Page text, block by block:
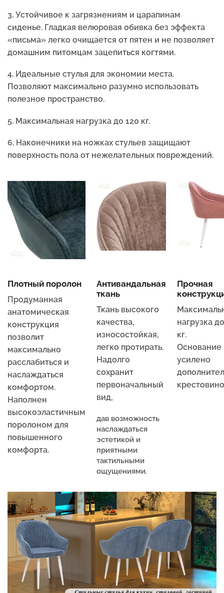
3. Устойчивое к загрязнениям и царапинам
сиденье. Гладкая велюровая обивка без эффекта
«письма» легко очищается от пятен и не позволяет
домашним питомцам зацепиться когтями.
4. Идеальные стулья для экономии места.
Позволяют максимально разумно использовать
полезное пространство.
5. Максимальная нагрузка до 120 кг.
6. Наконечники на ножках стульев защищают
поверхность пола от нежелательных повреждений.
Плотный поролон
Продуманная
анатомическая
конструкция
позволит
максимально
расслабиться и
наслаждаться
комфортом.
Наполнен
высокоэластичным
поролоном для
повышенного
комфорта.
Антивандальная
ткань
Ткань высокого
качества,
износостойкая,
легко протирать.
Надолго
сохранит
первоначальный
вид,
дав возможность
наслаждаться
эстетикой и
приятными
тактильными
ощущениями.
Прочная
нагрузка
кг.
Основание
усилено